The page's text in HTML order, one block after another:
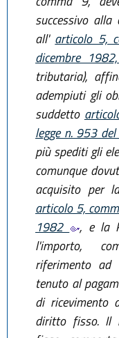
successivo
all' articolo 5,
dicembre
tributaria),
adempiuti gli
suddetto
legge n. 953
più spediti gli
comunque
acquisito per
articolo 5,
1982
, e la
l'importo,
riferimento ad
tenuto al
di ricevimento
diritto fisso. Il